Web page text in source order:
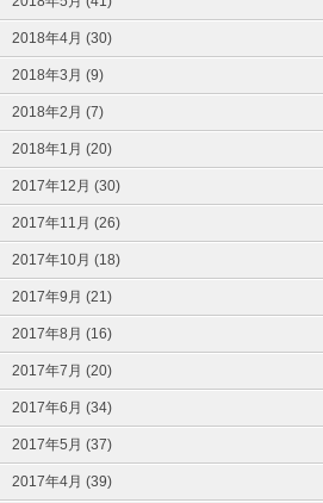
2018年4月 (30)
2018年3月 (9)
2018年2月 (7)
2018年1月 (20)
2017年12月 (30)
2017年11月 (26)
2017年10月 (18)
2017年9月 (21)
2017年8月 (16)
2017年7月 (20)
2017年6月 (34)
2017年5月 (37)
2017年4月 (39)